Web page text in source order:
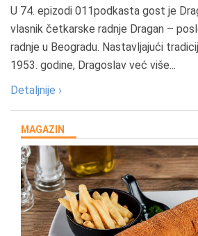
U 74. epizodi 011podkasta gost je
vlasnik četkarske radnje Dragan –
radnje u Beogradu. Nastavljajući
1953. godine, Dragoslav već više...
Detaljnije ›
MAGAZIN